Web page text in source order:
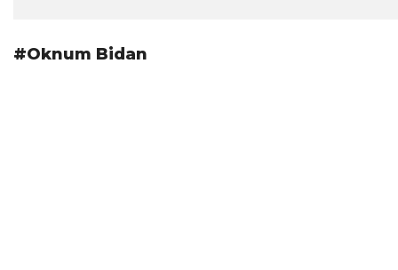
#Oknum Bidan